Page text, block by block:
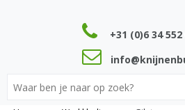
+31 (0)6 34 552